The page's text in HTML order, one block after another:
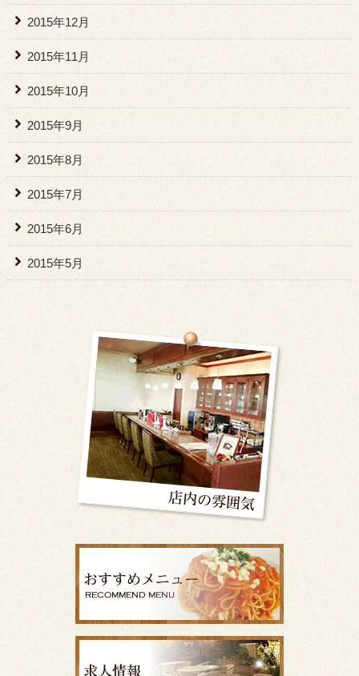
2015年12月
2015年11月
2015年10月
2015年9月
2015年8月
2015年7月
2015年6月
2015年5月